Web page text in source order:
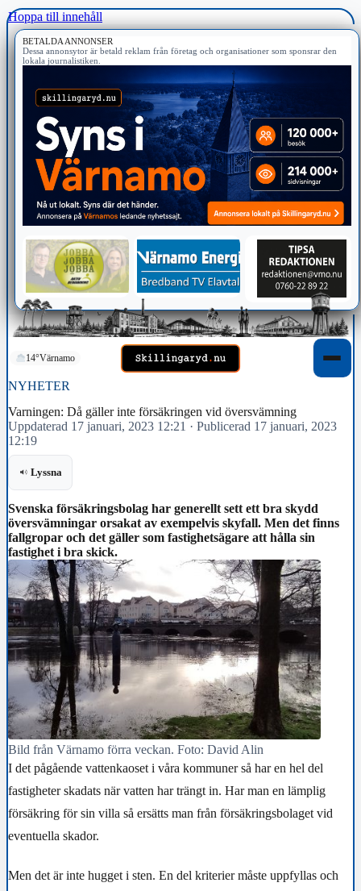
Hoppa till innehåll
BETALDA ANNONSER
Dessa annonsytor är betald reklam från företag och organisationer som sponsrar den
lokala journalistiken.
14°Värnamo
NYHETER
Varningen: Då gäller inte försäkringen vid översvämning
Uppdaterad 17 januari, 2023 12:21 · Publicerad 17 januari, 2023
12:19
Lyssna
Svenska försäkringsbolag har generellt sett ett bra skydd
översvämningar orsakat av exempelvis skyfall. Men det finns
fallgropar och det gäller som fastighetsägare att hålla sin
fastighet i bra skick.
Bild från Värnamo förra veckan. Foto: David Alin
I det pågående vattenkaoset i våra kommuner så har en hel del
fastigheter skadats när vatten har trängt in. Har man en lämplig
försäkring för sin villa så ersätts man från försäkringsbolaget vid
eventuella skador.
Men det är inte hugget i sten. En del kriterier måste uppfyllas och